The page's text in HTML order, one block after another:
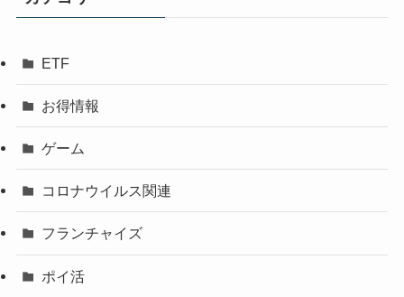
ETF
お得情報
ゲーム
コロナウイルス関連
フランチャイズ
ポイ活